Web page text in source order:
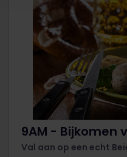
9AM - Bijkomen
Val aan op een echt